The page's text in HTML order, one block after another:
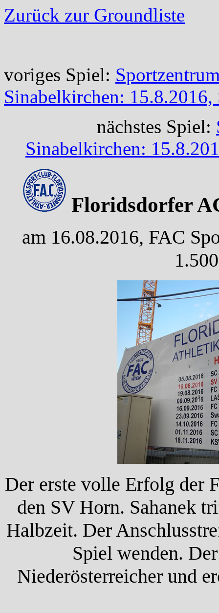
Zurück zur Groundliste
voriges Spiel:
Sinabelkirchen:
nächstes Spiel:
Sinabelkirchen:
Floridsdorfer
am 16.08.2016, FAC
Der erste volle Erfolg der
den SV Horn. Sahanek
Halbzeit. Der
Spiel wenden.
Niederösterreicher und